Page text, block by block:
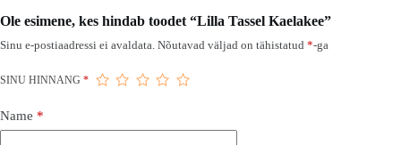
Ole esimene, kes hindab toodet “Lilla Tassel Kaelakee”
Sinu e-postiaadressi ei avaldata. Nõutavad väljad on tähistatud *-ga
SINU HINNANG *
Name *